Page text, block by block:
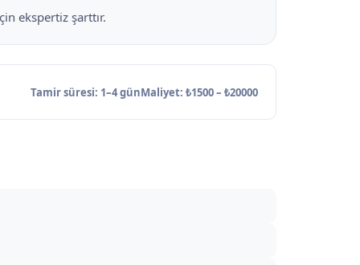
ekspertiz şarttır.
Tamir süresi: 1–4 günMaliyet: ₺1500 – ₺20000